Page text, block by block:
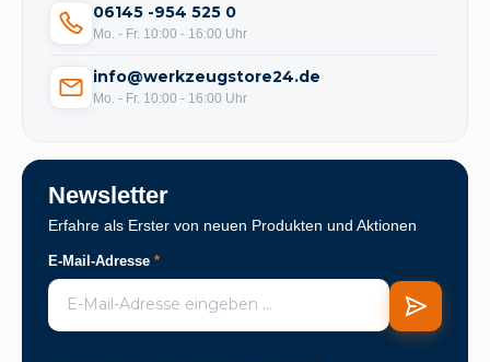
06145 -954 525 0
Mo. - Fr. 10:00 - 16:00 Uhr
info@werkzeugstore24.de
Mo. - Fr. 10:00 - 16:00 Uhr
Newsletter
Erfahre als Erster von neuen Produkten und Aktionen
E-Mail-Adresse *